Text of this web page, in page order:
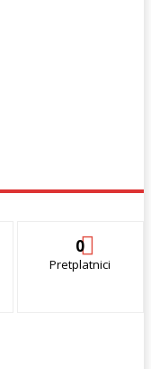
0
Pretplatnici